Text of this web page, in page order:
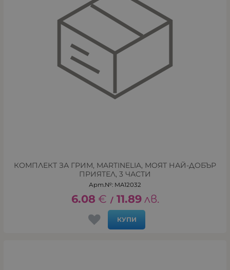
КОМПЛЕКТ ЗА ГРИМ, MARTINELIA, МОЯТ НАЙ-ДОБЪР
ПРИЯТЕЛ, 3 ЧАСТИ
Арт.№: MA12032
6.08 € / 11.89 лв.
КУПИ